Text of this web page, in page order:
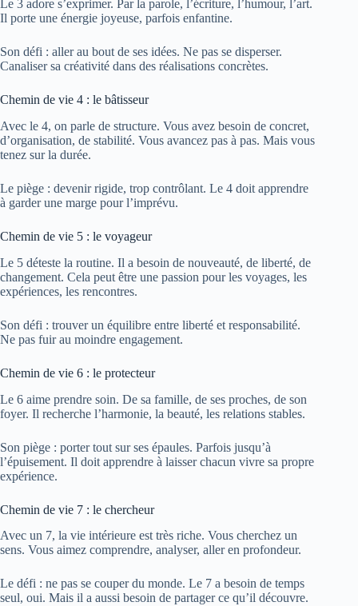
Le 3 adore s’exprimer. Par la parole, l’écriture, l’humour, l’art.
Il porte une énergie joyeuse, parfois enfantine.
Son défi : aller au bout de ses idées. Ne pas se disperser.
Canaliser sa créativité dans des réalisations concrètes.
Chemin de vie 4 : le bâtisseur
Avec le 4, on parle de structure. Vous avez besoin de concret,
d’organisation, de stabilité. Vous avancez pas à pas. Mais vous
tenez sur la durée.
Le piège : devenir rigide, trop contrôlant. Le 4 doit apprendre
à garder une marge pour l’imprévu.
Chemin de vie 5 : le voyageur
Le 5 déteste la routine. Il a besoin de nouveauté, de liberté, de
changement. Cela peut être une passion pour les voyages, les
expériences, les rencontres.
Son défi : trouver un équilibre entre liberté et responsabilité.
Ne pas fuir au moindre engagement.
Chemin de vie 6 : le protecteur
Le 6 aime prendre soin. De sa famille, de ses proches, de son
foyer. Il recherche l’harmonie, la beauté, les relations stables.
Son piège : porter tout sur ses épaules. Parfois jusqu’à
l’épuisement. Il doit apprendre à laisser chacun vivre sa propre
expérience.
Chemin de vie 7 : le chercheur
Avec un 7, la vie intérieure est très riche. Vous cherchez un
sens. Vous aimez comprendre, analyser, aller en profondeur.
Le défi : ne pas se couper du monde. Le 7 a besoin de temps
seul, oui. Mais il a aussi besoin de partager ce qu’il découvre.